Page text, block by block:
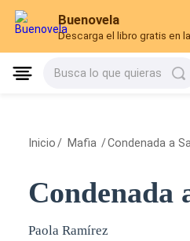
Buenovela
Descarga el libro gratis en
Busca lo que quieras
Inicio / Mafia /Condenada a
Condenada
Paola Ramírez